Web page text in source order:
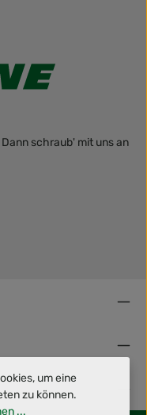
schraub' mit uns an
um eine
zu können.
...